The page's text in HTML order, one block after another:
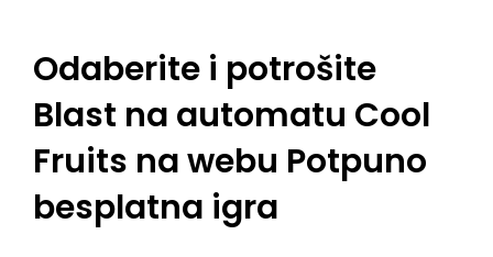
Odaberite i potrošite
Blast na automatu Cool
Fruits na webu Potpuno
besplatna igra